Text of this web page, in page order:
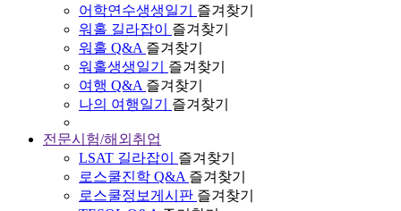
어학연수생생일기
즐겨찾기
워홀 길라잡이
즐겨찾기
워홀 Q&A 즐겨찾기
워홀생생일기
즐겨찾기
여행 Q&A 즐겨찾기
나의 여행일기
즐겨찾기
전문시험/해외취업
LSAT 길라잡이
즐겨찾기
로스쿨진학 Q&A 즐겨찾기
로스쿨정보게시판 즐겨찾기